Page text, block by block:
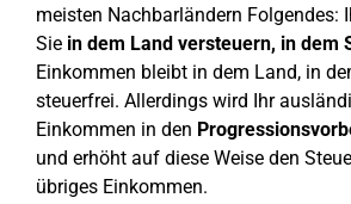
meisten Nachbarländern Folgendes:
Sie in dem Land versteuern, in dem
Einkommen bleibt in dem Land, in
steuerfrei. Allerdings wird Ihr
Einkommen in den
und erhöht auf diese Weise den
übriges Einkommen.